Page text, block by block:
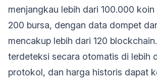
menjangkau lebih dari 100.000
200 bursa, dengan data dompet
mencakup lebih dari 120
terdeteksi secara otomatis di lebih
protokol, dan harga historis dapat